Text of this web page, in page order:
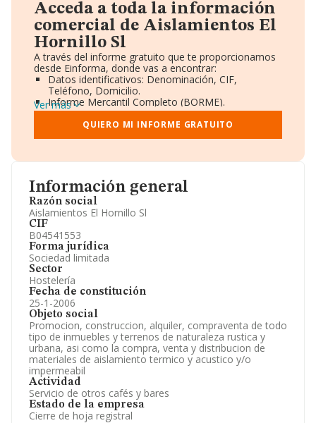
Información general
Razón social
Aislamientos El Hornillo Sl
CIF
B04541553
Forma jurídica
Sociedad limitada
Sector
Hostelería
Fecha de constitución
25-1-2006
Objeto social
Promocion, construccion, alquiler, compraventa de todo
tipo de inmuebles y terrenos de naturaleza rustica y
urbana, asi como la compra, venta y distribucion de
materiales de aislamiento termico y acustico y/o
impermeabil
Actividad
Servicio de otros cafés y bares
Estado de la empresa
Cierre de hoja registral
Acceda a toda la información
comercial de Aislamientos El
Hornillo Sl
A través del informe gratuito que te proporcionamos
desde Einforma, donde vas a encontrar:
Datos identificativos: Denominación, CIF,
Teléfono, Domicilio.
Informe Mercantil Completo (BORME).
Gráficos de Evolución Ventas y Empleados.
Consejo de Administración y Administradores.
Directivos y Ejecutivos.
Información oficial y registral complementaria.
Ver más
QUIERO MI INFORME GRATUITO